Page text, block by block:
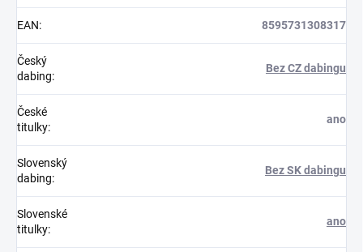
EAN: 8595731308317
Český
dabing:
Bez CZ dabingu
České
titulky:
ano
Slovenský
dabing:
Bez SK dabingu
Slovenské
titulky:
ano